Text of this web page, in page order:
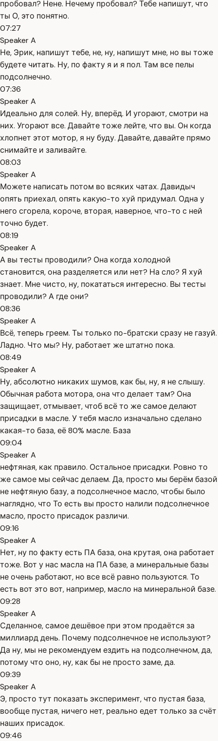
пробовал? Нене. Нечему пробовал? Тебе напишут, что
ты О, это понятно.
07:27
Speaker A
Не, Эрик, напишут тебе, не, ну, напишут мне, но вы тоже
будете читать. Ну, по факту я и я пол. Там все пелы
подсолнечно.
07:36
Speaker A
Идеально для солей. Ну, вперёд. И угорают, смотри на
них. Угорают все. Давайте тоже лейте, что вы. Он когда
хлопнет этот мотор, я ну буду. Давайте, давайте прямо
снимайте и заливайте.
08:03
Speaker A
Можете написать потом во всяких чатах. Давидыч
опять приехал, опять какую-то хуй придумал. Одна у
него сгорела, короче, вторая, наверное, что-то с ней
точно будет.
08:19
Speaker A
А вы тесты проводили? Она когда холодной
становится, она разделяется или нет? На сло? Я хуй
знает. Мне чисто, ну, покататься интересно. Вы тесты
проводили? А где они?
08:36
Speaker A
Всё, теперь греем. Ты только по-братски сразу не газуй.
Ладно. Что мы? Ну, работает же штатно пока.
08:49
Speaker A
Ну, абсолютно никаких шумов, как бы, ну, я не слышу.
Обычная работа мотора, она что делает там? Она
защищает, отмывает, чтоб всё то же самое делают
присадки в масле. У тебя масло изначально сделано
какая-то база, её 80% масле. База
09:04
Speaker A
нефтяная, как правило. Остальное присадки. Ровно то
же самое мы сейчас делаем. Да, просто мы берём базой
не нефтяную базу, а подсолнечное масло, чтобы было
наглядно, что То есть вы просто налили подсолнечное
масло, просто присадок различи.
09:16
Speaker A
Нет, ну по факту есть ПА база, она крутая, она работает
тоже. Вот у нас масла на ПА базе, а минеральные базы
не очень работают, но все всё равно пользуются. То
есть вот это вот, например, масло на минеральной базе.
09:28
Speaker A
Сделанное, самое дешёвое при этом продаётся за
миллиард день. Почему подсолнечное не используют?
Да ну, мы не рекомендуем ездить на подсолнечном, да,
потому что оно, ну, как бы не просто заме, да.
09:39
Speaker A
Э, просто тут показать эксперимент, что пустая база,
вообще пустая, ничего нет, реально едет только за счёт
наших присадок.
09:46